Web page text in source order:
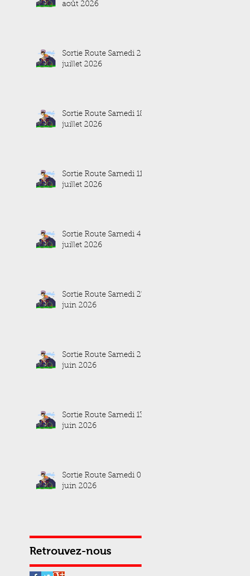
août 2026
Sortie Route Samedi 25
juillet 2026
Sortie Route Samedi 18
juillet 2026
Sortie Route Samedi 11
juillet 2026
Sortie Route Samedi 4
juillet 2026
Sortie Route Samedi 27
juin 2026
Sortie Route Samedi 20
juin 2026
Sortie Route Samedi 13
juin 2026
Sortie Route Samedi 06
juin 2026
Retrouvez-nous